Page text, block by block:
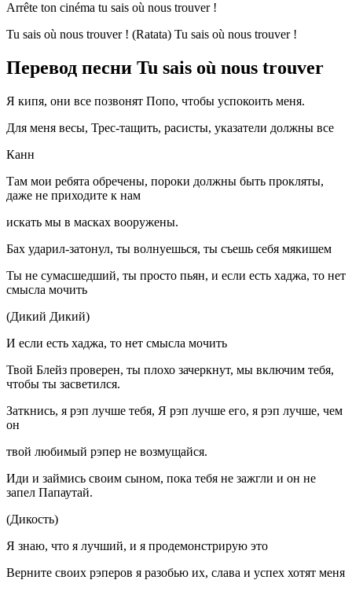
Arrête ton cinéma tu sais où nous trouver !
Tu sais où nous trouver ! (Ratata) Tu sais où nous trouver !
Перевод песни Tu sais où nous trouver
Я кипя, они все позвонят Попо, чтобы успокоить меня.
Для меня весы, Трес-тащить, расисты, указатели должны все
Канн
Там мои ребята обречены, пороки должны быть прокляты,
даже не приходите к нам
искать мы в масках вооружены.
Бах ударил-затонул, ты волнуешься, ты съешь себя мякишем
Ты не сумасшедший, ты просто пьян, и если есть хаджа, то нет
смысла мочить
(Дикий Дикий)
И если есть хаджа, то нет смысла мочить
Твой Блейз проверен, ты плохо зачеркнут, мы включим тебя,
чтобы ты засветился.
Заткнись, я рэп лучше тебя, Я рэп лучше его, я рэп лучше, чем
он
твой любимый рэпер не возмущайся.
Иди и займись своим сыном, пока тебя не зажгли и он не
запел Папаутай.
(Дикость)
Я знаю, что я лучший, и я продемонстрирую это
Верните своих рэперов я разобью их, слава и успех хотят меня